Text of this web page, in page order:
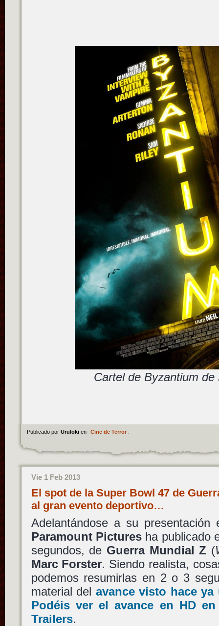
Cartel de Byzantium de
Publicado por Uruloki en Cine de Terror.
Vie 1 Feb 2013
El spot de la Super Bowl 47 de
al gran evento deportivo…
Adelantándose a su
Paramount Picturesha publicado
segundos, de Guerra Mundial Z (
Marc Forster. Siendo realista,
podemos resumirlas en 2 o 3
material del avance visto hace
Podéis ver el avance en HD
Trailers.